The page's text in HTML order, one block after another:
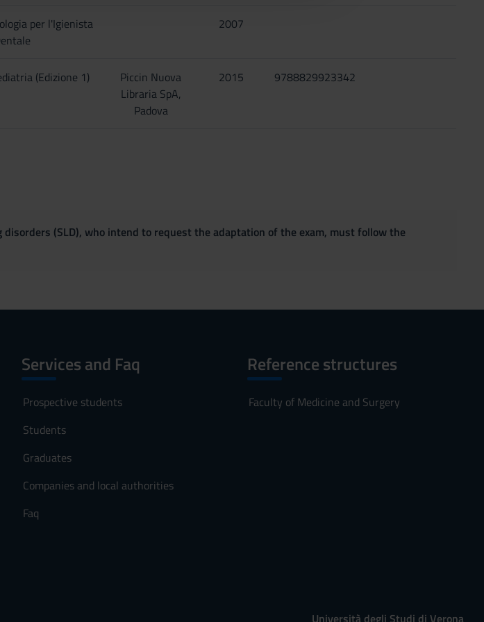
per l'Igienista
2007
(Edizione 1)
Piccin Nuova
Libraria SpA,
Padova
2015 9788829923342
(SLD), who intend to request the adaptation of the exam, must follow the
Services and Faq
Prospective students
Students
Graduates
Companies and local authorities
Faq
Reference structures
Faculty of Medicine and Surgery
Università degli Studi di Verona